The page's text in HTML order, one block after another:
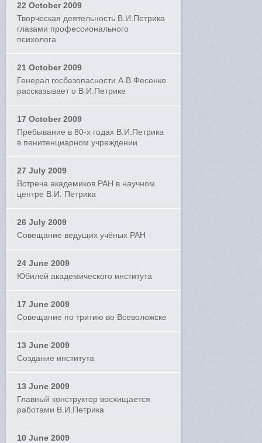
22 October 2009
Творческая деятельность В.И.Петрика
глазами профессионального
психолога
21 October 2009
Генерал госбезопасности А.В.Фесенко
рассказывает о В.И.Петрике
17 October 2009
Пребывание в 80-х годах В.И.Петрика
в пенитенциарном учреждении
27 July 2009
Встреча академиков РАН в научном
центре В.И. Петрика
26 July 2009
Совещание ведущих учёных РАН
24 June 2009
Юбилей академического института
17 June 2009
Совещание по тритию во Всеволожске
13 June 2009
Создание института
13 June 2009
Главный конструктор восхищается
работами В.И.Петрика
10 June 2009